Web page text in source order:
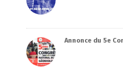
Annonce du 5e